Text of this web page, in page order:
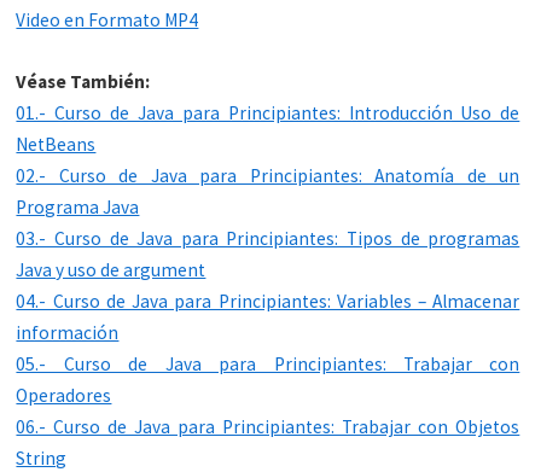
Video en Formato MP4
Véase También:
01.- Curso de Java para Principiantes: Introducción Uso de
NetBeans
02.- Curso de Java para Principiantes: Anatomía de un
Programa Java
03.- Curso de Java para Principiantes: Tipos de programas
Java y uso de argument
04.- Curso de Java para Principiantes: Variables – Almacenar
información
05.- Curso de Java para Principiantes: Trabajar con
Operadores
06.- Curso de Java para Principiantes: Trabajar con Objetos
String